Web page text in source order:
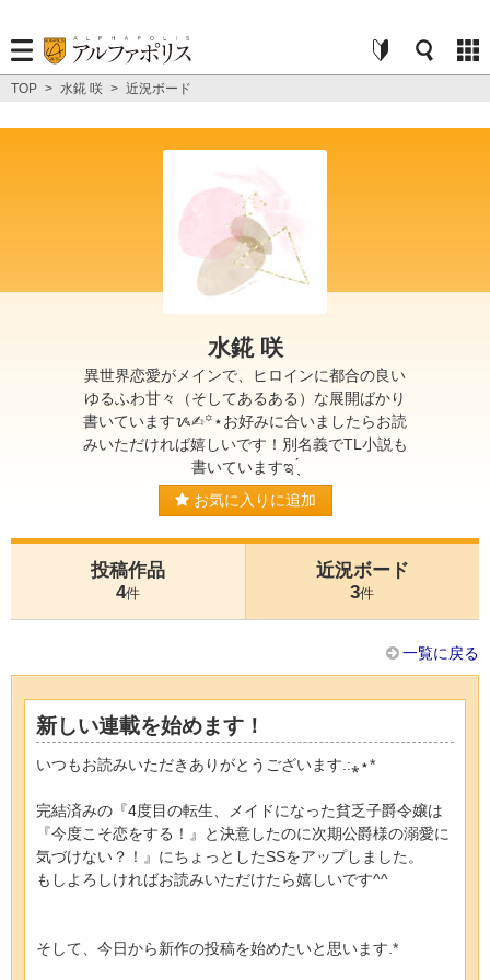
TOP > 水錵 咲 > 近況ボード
水錵 咲
異世界恋愛がメインで、ヒロインに都合の良い
ゆるふわ甘々（そしてあるある）な展開ばかり
書いていますᝰ✍︎꙳⋆お好みに合いましたらお読
みいただければ嬉しいです！別名義でTL小説も
書いていますಇ ̖́
お気に入りに追加
投稿作品
4件
近況ボード
3件
一覧に戻る
新しい連載を始めます！
いつもお読みいただきありがとうございます.:⁎⋆*
完結済みの『4度目の転生、メイドになった貧乏子爵令嬢は
『今度こそ恋をする！』と決意したのに次期公爵様の溺愛に
気づけない？！』にちょっとしたSSをアップしました。
もしよろしければお読みいただけたら嬉しいです^^
そして、今日から新作の投稿を始めたいと思います.*